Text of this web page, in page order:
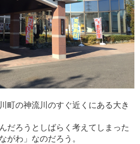
町の神流川のすぐ近くにある大き
だろうとしばらく考えてしまった
がわ」なのだろう。